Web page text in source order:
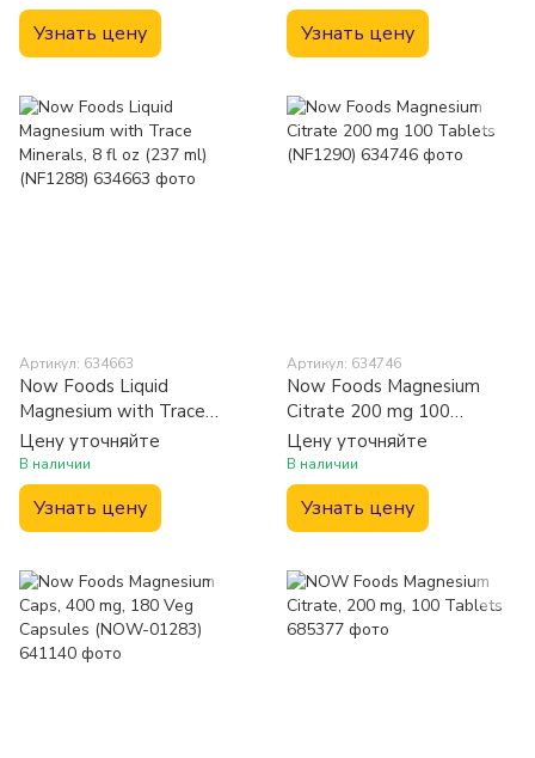
Узнать цену Узнать цену
Артикул: 634663
Now Foods Liquid
Magnesium with Trace
Minerals, 8 fl oz (237 ml)
(NF1288)
Цену уточняйте
В наличии
Узнать цену
Артикул: 634746
Now Foods Magnesium
Citrate 200 mg 100
Tablets (NF1290)
Цену уточняйте
В наличии
Узнать цену